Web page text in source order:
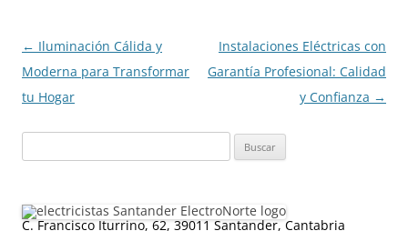
Navegación
de
entradas
← Iluminación Cálida y
Moderna para Transformar
tu Hogar
Instalaciones Eléctricas con
Garantía Profesional: Calidad
y Confianza →
C. Francisco Iturrino, 62, 39011 Santander, Cantabria